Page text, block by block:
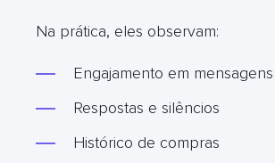
Na prática, eles observam:
Engajamento em mensagens
Respostas e silêncios
Histórico de compras